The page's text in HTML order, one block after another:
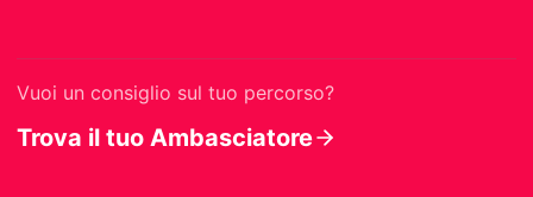
Vuoi un consiglio sul tuo percorso?
Trova il tuo Ambasciatore